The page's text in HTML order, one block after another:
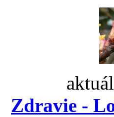
Zdravie -